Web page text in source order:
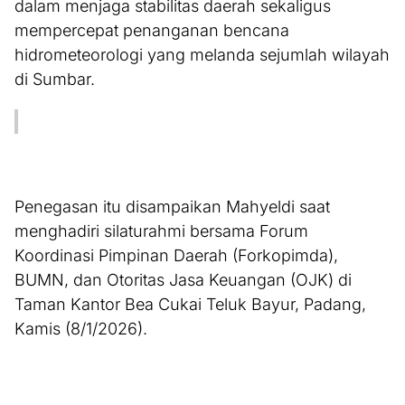
dalam menjaga stabilitas daerah sekaligus
mempercepat penanganan bencana
hidrometeorologi yang melanda sejumlah wilayah
di Sumbar.
Penegasan itu disampaikan Mahyeldi saat
menghadiri silaturahmi bersama Forum
Koordinasi Pimpinan Daerah (Forkopimda),
BUMN, dan Otoritas Jasa Keuangan (OJK) di
Taman Kantor Bea Cukai Teluk Bayur, Padang,
Kamis (8/1/2026).